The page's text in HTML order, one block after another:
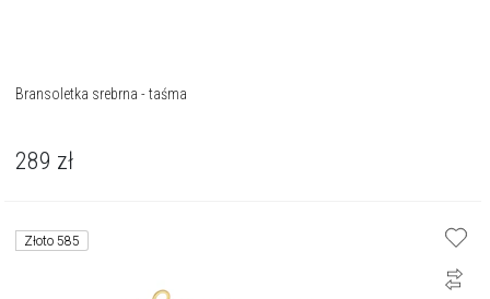
Bransoletka srebrna - taśma
289 zł
Złoto 585